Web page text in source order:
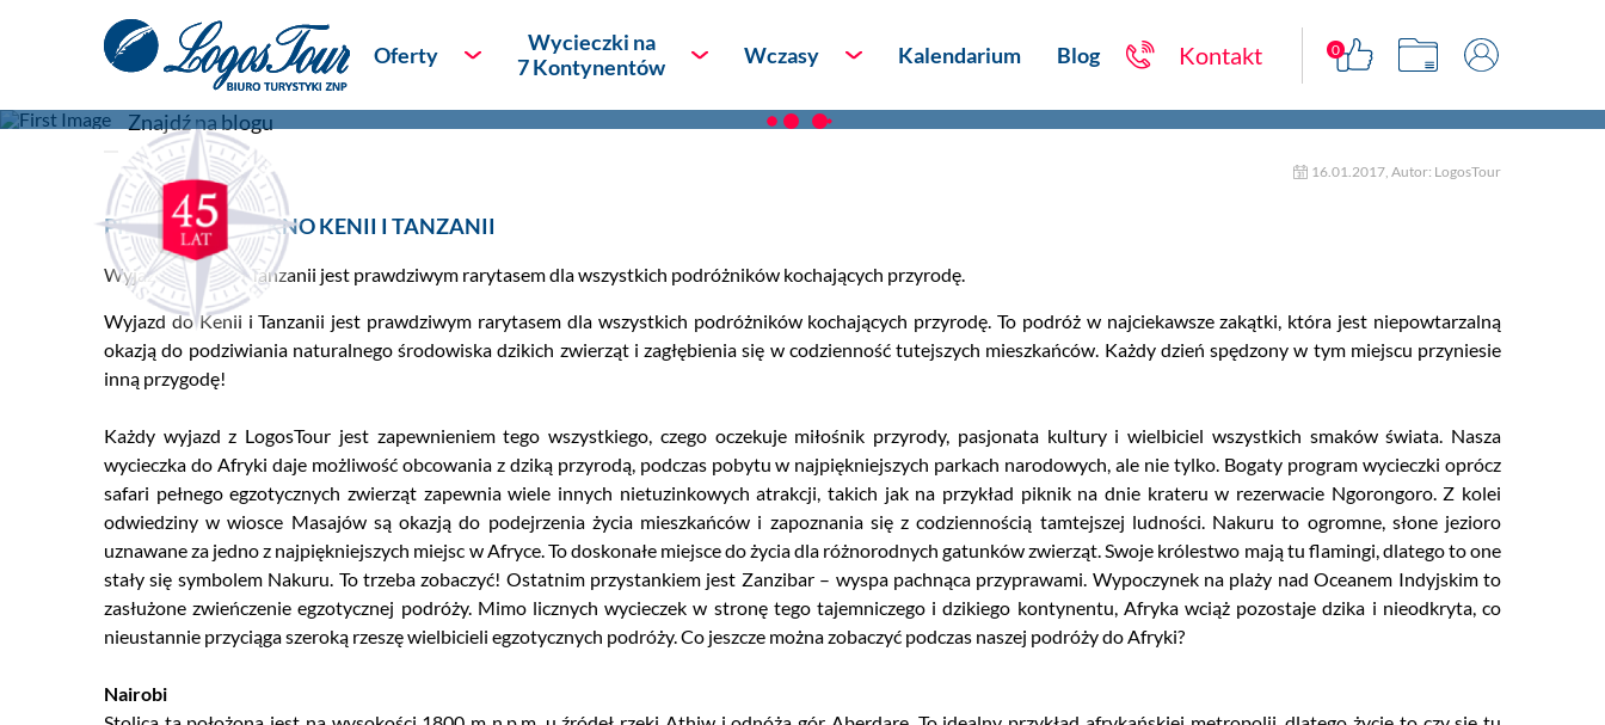
Oferty
Sylwester
Rejsy
Piękno natury
Wyjazdy kilkudniowe
Podróże z muzyką w tle
Incentive
Hotele Logos
Wycieczki na
7 Kontynentów
Ameryka Południowa
Antarktyda
Azja
Europa
Wszystkie kontynenty
Wczasy Kalendarium Blog Kontakt 0
Pierwotne piękno Kenii i Tanzanii
| Blog/ABC Podróżnika
16.01.2017, Autor: LogosTour
PIERWOTNE PIĘKNO KENII I TANZANII
Wyjazd do Kenii i Tanzanii jest prawdziwym rarytasem dla wszystkich podróżników kochających przyrodę.
Wyjazd do Kenii i Tanzanii jest prawdziwym rarytasem dla wszystkich podróżników kochających przyrodę. To podróż w najciekawsze zakątki, która jest niepowtarzalną
okazją do podziwiania naturalnego środowiska dzikich zwierząt i zagłębienia się w codzienność tutejszych mieszkańców. Każdy dzień spędzony w tym miejscu przyniesie
inną przygodę!
Każdy wyjazd z LogosTour jest zapewnieniem tego wszystkiego, czego oczekuje miłośnik przyrody, pasjonata kultury i wielbiciel wszystkich smaków świata. Nasza
wycieczka do Afryki daje możliwość obcowania z dziką przyrodą, podczas pobytu w najpiękniejszych parkach narodowych, ale nie tylko. Bogaty program wycieczki oprócz
safari pełnego egzotycznych zwierząt zapewnia wiele innych nietuzinkowych atrakcji, takich jak na przykład piknik na dnie krateru w rezerwacie Ngorongoro. Z kolei
odwiedziny w wiosce Masajów są okazją do podejrzenia życia mieszkańców i zapoznania się z codziennością tamtejszej ludności. Nakuru to ogromne, słone jezioro
uznawane za jedno z najpiękniejszych miejsc w Afryce. To doskonałe miejsce do życia dla różnorodnych gatunków zwierząt. Swoje królestwo mają tu flamingi, dlatego to one
stały się symbolem Nakuru. To trzeba zobaczyć! Ostatnim przystankiem jest Zanzibar – wyspa pachnąca przyprawami. Wypoczynek na plaży nad Oceanem Indyjskim to
zasłużone zwieńczenie egzotycznej podróży. Mimo licznych wycieczek w stronę tego tajemniczego i dzikiego kontynentu, Afryka wciąż pozostaje dzika i nieodkryta, co
nieustannie przyciąga szeroką rzeszę wielbicieli egzotycznych podróży. Co jeszcze można zobaczyć podczas naszej podróży do Afryki?
Nairobi